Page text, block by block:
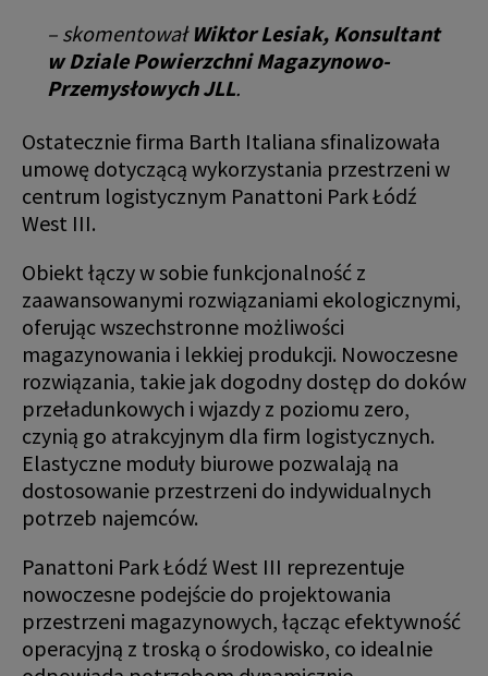
– skomentowałWiktor Lesiak, Konsultant
w Dziale Powierzchni Magazynowo-
Przemysłowych JLL.
Ostatecznie firma Barth Italiana sfinalizowała
umowę dotyczącą wykorzystania przestrzeni w
centrum logistycznym Panattoni Park Łódź
West III.
Obiekt łączy w sobie funkcjonalność z
zaawansowanymi rozwiązaniami ekologicznymi,
oferując wszechstronne możliwości
magazynowania i lekkiej produkcji. Nowoczesne
rozwiązania, takie jak dogodny dostęp do doków
przeładunkowych i wjazdy z poziomu zero,
czynią go atrakcyjnym dla firm logistycznych.
Elastyczne moduły biurowe pozwalają na
dostosowanie przestrzeni do indywidualnych
potrzeb najemców.
Panattoni Park Łódź West III reprezentuje
nowoczesne podejście do projektowania
przestrzeni magazynowych, łącząc efektywność
operacyjną z troską o środowisko, co idealnie